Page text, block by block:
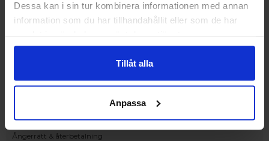
Dessa kan i sin tur kombinera informationen med annan
information som du har tillhandahållit eller som de har
Tillåt alla
Anpassa
Reklamation
Monteringsanvisningar
Handla på Nordiska Fönster
Betalnings & leveransvillkor
Ångerrätt & återbetalning